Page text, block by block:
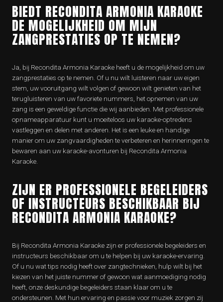
BIEDT RECONDITA ARMONIA KARAOKE
DE MOGELIJKHEID OM MIJN
ZANGPRESTATIES OP TE NEMEN?
Ja, bij Recondita Armonia Karaoke heeft u de mogelijkheid om uw
zangprestaties op te nemen. Of u nu wilt luisteren naar uw eigen
stem, uw vooruitgang wilt volgen of gewoon wilt genieten van het
terugluisteren van uw favoriete nummers, het opnemen van uw
zang is een geweldige functie die wij aanbieden. Met professionele
opnameapparatuur kunt u moeiteloos uw karaoke-optredens
vastleggen en delen met anderen. Het is een leuke en handige
manier om uw zangvaardigheden te verbeteren en herinneringen te
bewaren aan uw karaoke-avonturen bij Recondita Armonia
Karaoke.
ZIJN ER PROFESSIONELE BEGELEIDERS
OF INSTRUCTEURS BESCHIKBAAR BIJ
RECONDITA ARMONIA KARAOKE?
Bij Recondita Armonia Karaoke zijn er professionele begeleiders en
instructeurs beschikbaar om u te helpen bij uw karaoke-ervaring.
Of u nu wat tips nodig heeft over zangtechnieken, hulp wilt bij het
kiezen van het juiste nummer of gewoon wat aanmoediging nodig
heeft, onze deskundige begeleiders staan klaar om u te
ondersteunen. Met hun ervaring en passie voor muziek zorgen zij